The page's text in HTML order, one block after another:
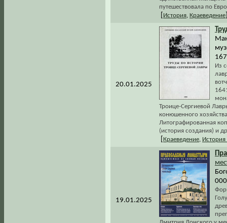
путешествовала по
История, Краеведение
20.01.2025
Из
Троице-Сергиевой
конюшенного
Литографированная
(история создания) и
Краеведение, История
19.01.2025